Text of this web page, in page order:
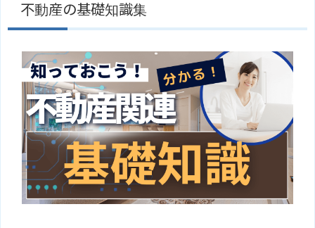
不動産の基礎知識集